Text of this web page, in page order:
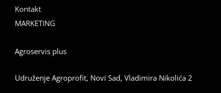
Kontakt
MARKETING
Agroservis plus
Udruženje Agroprofit, Novi Sad, Vladimira Nikolića 2